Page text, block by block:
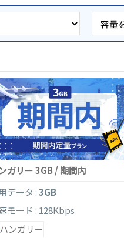
ガリー 3GB / 期間内
データ :3GB
モード : 128Kbps